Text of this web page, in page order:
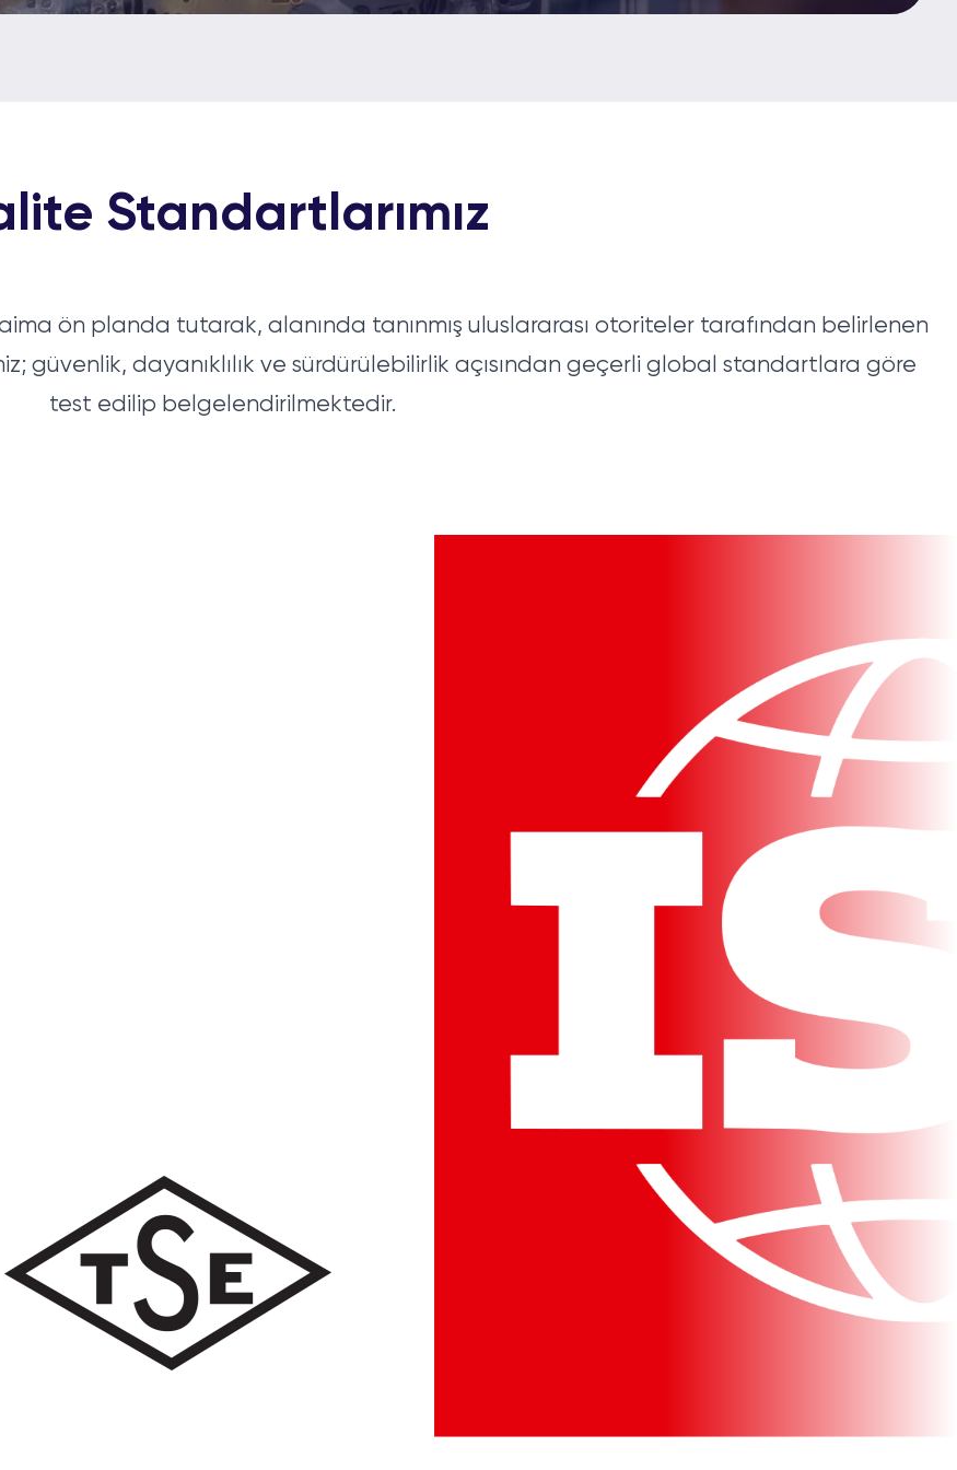
Detaylı bilgi
Standartlarımız
ön planda tutarak, alanında tanınmış uluslararası otoriteler tarafından belirlenen
güvenlik, dayanıklılık ve sürdürülebilirlik açısından geçerli global standartlara göre
test edilip belgelendirilmektedir.